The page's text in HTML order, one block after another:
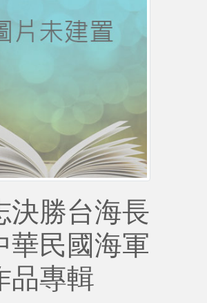
決勝台海長
華民國海軍
品專輯